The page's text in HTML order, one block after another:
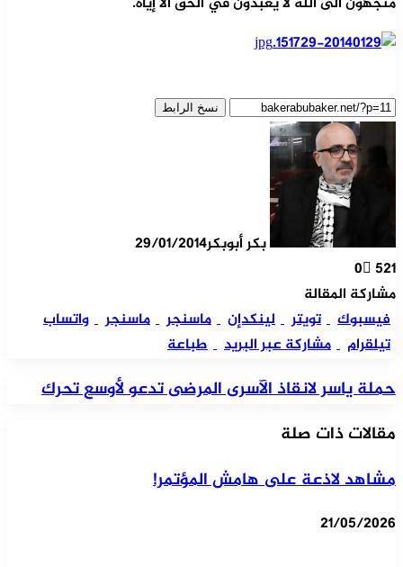
نسخ الرابط
بكر أبوبكر29/01/2014
0 521
مشاركة المقالة
فيسبوك
تويتر لينكدإن ماسنجر ماسنجر
واتساب
تيلقرام
مشاركة عبر البريد طباعة
حملة ياسر لانقاذ الآسرى المرضى تدعو لأوسع تحرك
مقالات ذات صلة
مشاهد لاذعة على هامش المؤتمر!
21/05/2026